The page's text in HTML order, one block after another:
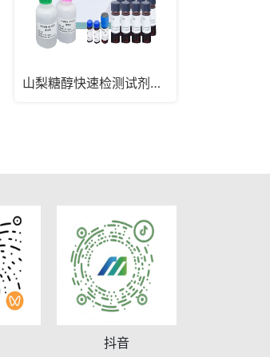
山梨糖醇快速检测试剂盒_生鲜乳奶粉山梨醇检测
抖音